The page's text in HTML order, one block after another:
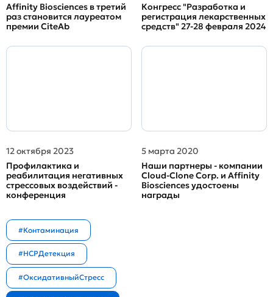
Affinity Biosciences в третий
раз становится лауреатом
премии CiteAb
Конгресс "Разработка и
регистрация лекарственных
средств" 27-28 февраля 2024
12 октября 2023
Профилактика и
реабилитация негативных
стрессовых воздействий -
конференция
5 марта 2020
Наши партнеры - компании
Cloud-Clone Corp. и Affinity
Biosciences удостоены
награды
#Контаминация
#HCPДетекция
#ОксидативныйСтресс